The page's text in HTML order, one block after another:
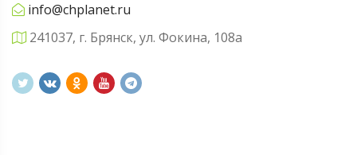
info@chplanet.ru
241037, г. Брянск, ул. Фокина, 108а